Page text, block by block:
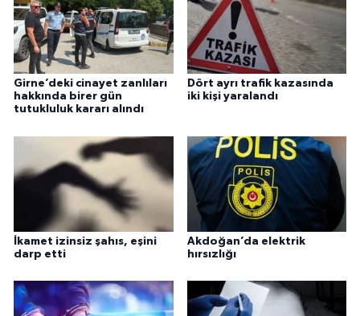
Girne’deki cinayet zanlıları
hakkında birer gün
tutukluluk kararı alındı
Dört ayrı trafik kazasında
iki kişi yaralandı
İkamet izinsiz şahıs, eşini
darp etti
Akdoğan’da elektrik
hırsızlığı